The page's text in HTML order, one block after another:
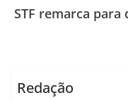
STF remarca para
Redação